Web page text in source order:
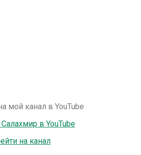
мой канал в YouTube
на канал